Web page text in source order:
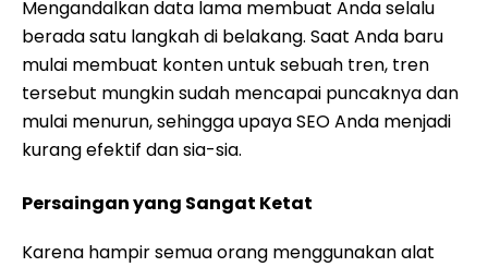
Mengandalkan data lama membuat Anda selalu
berada satu langkah di belakang. Saat Anda baru
mulai membuat konten untuk sebuah tren, tren
tersebut mungkin sudah mencapai puncaknya dan
mulai menurun, sehingga upaya SEO Anda menjadi
kurang efektif dan sia-sia.
Persaingan yang Sangat Ketat
Karena hampir semua orang menggunakan alat